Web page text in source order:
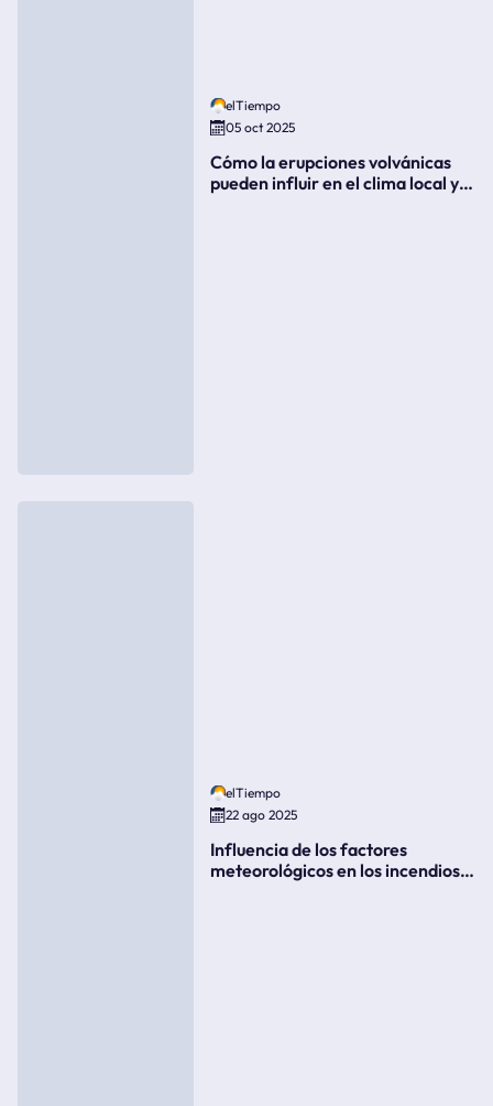
elTiempo
05 oct 2025
Cómo la erupciones volvánicas
pueden influir en el clima local y
elTiempo
22 ago 2025
Influencia de los factores
meteorológicos en los incendios